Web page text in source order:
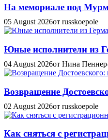
На мемориале под
05 August 2026от russkoepole
Юные исполнители из
04 August 2026от Нина
Возвращение
02 August 2026от russkoepole
Как сняться с